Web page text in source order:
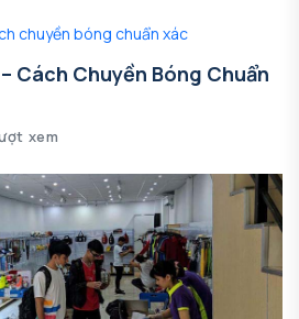
Cách Chuyền Bóng Chuẩn
xem